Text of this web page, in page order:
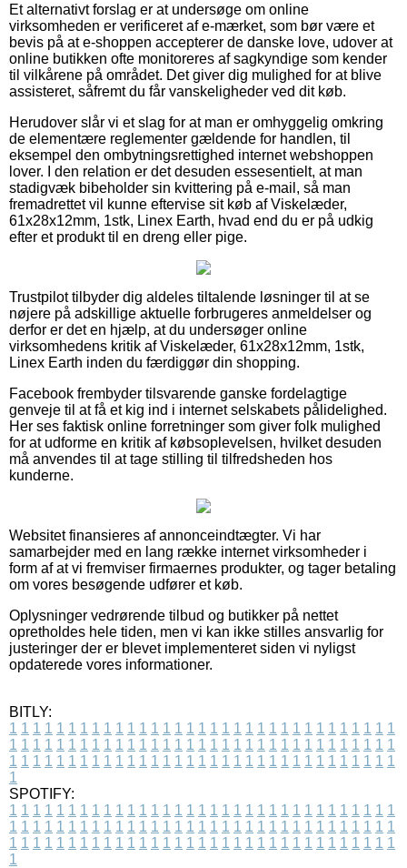
Et alternativt forslag er at undersøge om online
virksomheden er verificeret af e-mærket, som bør være et
bevis på at e-shoppen accepterer de danske love, udover at
online butikken ofte monitoreres af sagkyndige som kender
til vilkårene på området. Det giver dig mulighed for at blive
assisteret, såfremt du får vanskeligheder ved dit køb.
Herudover slår vi et slag for at man er omhyggelig omkring
de elementære reglementer gældende for handlen, til
eksempel den ombytningsrettighed internet webshoppen
lover. I den relation er det desuden essesentielt, at man
stadigvæk bibeholder sin kvittering på e-mail, så man
fremadrettet vil kunne eftervise sit køb af Viskelæder,
61x28x12mm, 1stk, Linex Earth, hvad end du er på udkig
efter et produkt til en dreng eller pige.
Trustpilot tilbyder dig aldeles tiltalende løsninger til at se
nøjere på adskillige aktuelle forbrugeres anmeldelser og
derfor er det en hjælp, at du undersøger online
virksomhedens kritik af Viskelæder, 61x28x12mm, 1stk,
Linex Earth inden du færdiggør din shopping.
Facebook frembyder tilsvarende ganske fordelagtige
genveje til at få et kig ind i internet selskabets pålidelighed.
Her ses faktisk online forretninger som giver folk mulighed
for at udforme en kritik af købsoplevelsen, hvilket desuden
må anvendes til at tage stilling til tilfredsheden hos
kunderne.
Websitet finansieres af annonceindtægter. Vi har
samarbejder med en lang række internet virksomheder i
form af at vi fremviser firmaernes produkter, og tager betaling
om vores besøgende udfører et køb.
Oplysninger vedrørende tilbud og butikker på nettet
opretholdes hele tiden, men vi kan ikke stilles ansvarlig for
justeringer der er blevet implementeret siden vi nyligst
opdaterede vores informationer.
BITLY:
1 1 1 1 1 1 1 1 1 1 1 1 1 1 1 1 1 1 1 1 1 1 1 1 1 1 1 1 1 1 1 1 1
1 1 1 1 1 1 1 1 1 1 1 1 1 1 1 1 1 1 1 1 1 1 1 1 1 1 1 1 1 1 1 1 1
1 1 1 1 1 1 1 1 1 1 1 1 1 1 1 1 1 1 1 1 1 1 1 1 1 1 1 1 1 1 1 1 1
1
SPOTIFY:
1 1 1 1 1 1 1 1 1 1 1 1 1 1 1 1 1 1 1 1 1 1 1 1 1 1 1 1 1 1 1 1 1
1 1 1 1 1 1 1 1 1 1 1 1 1 1 1 1 1 1 1 1 1 1 1 1 1 1 1 1 1 1 1 1 1
1 1 1 1 1 1 1 1 1 1 1 1 1 1 1 1 1 1 1 1 1 1 1 1 1 1 1 1 1 1 1 1 1
1